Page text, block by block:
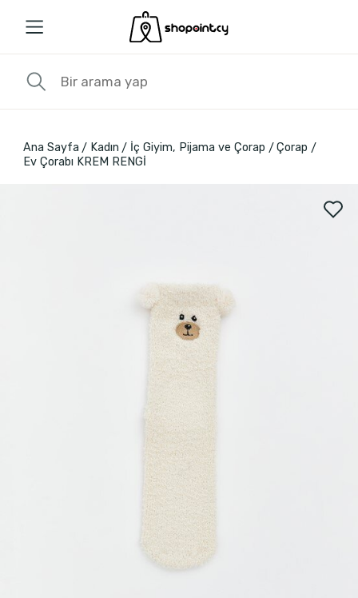
Ana Sayfa Kadın İç Giyim, Pijama ve Çorap
Çorap
Ev Çorabı KREM RENGİ